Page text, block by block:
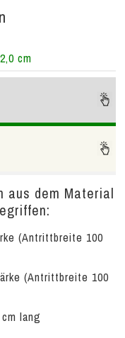
cm
aus dem Material
(Antrittbreite 100
(Antrittbreite 100
lang